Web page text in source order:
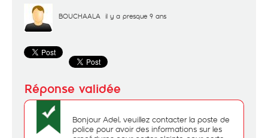
BOUCHAALA il y a presque 9 ans
Bonjour Adel, veuillez contacter la poste de
police pour avoir des informations sur les